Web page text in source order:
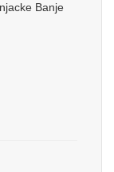
Banje